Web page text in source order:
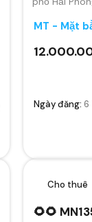
MT - Mặt
Ngày đăng: 6
Cho thuê
🌻🌻